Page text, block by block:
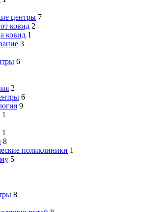
центры 7
ковид 2
ковид 1
3
6
2
6
9
1
1
8
поликлиники 1
5
8